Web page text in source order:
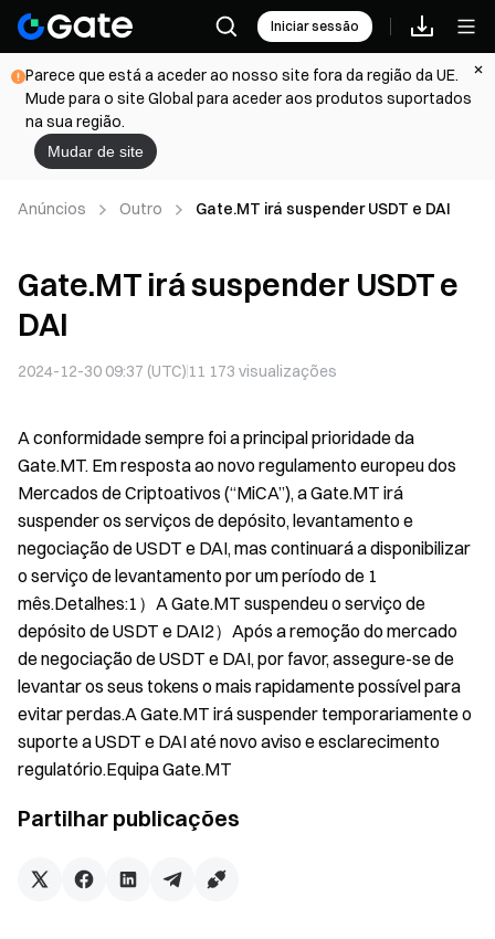
Iniciar sessão
Parece que está a aceder ao nosso site fora da região da UE.
Mude para o site Global para aceder aos produtos suportados
na sua região.
Mudar de site
Anúncios Outro Gate.MT irá suspender USDT e DAI
Gate.MT irá suspender USDT e
DAI
2024-12-30 09:37 (UTC) 11 173 visualizações
A conformidade sempre foi a principal prioridade da
Gate.MT. Em resposta ao novo regulamento europeu dos
Mercados de Criptoativos (“MiCA”), a Gate.MT irá
suspender os serviços de depósito, levantamento e
negociação de USDT e DAI, mas continuará a disponibilizar
o serviço de levantamento por um período de 1
mês.Detalhes:1）A Gate.MT suspendeu o serviço de
depósito de USDT e DAI2）Após a remoção do mercado
de negociação de USDT e DAI, por favor, assegure-se de
levantar os seus tokens o mais rapidamente possível para
evitar perdas.A Gate.MT irá suspender temporariamente o
suporte a USDT e DAI até novo aviso e esclarecimento
regulatório.Equipa Gate.MT
Partilhar publicações